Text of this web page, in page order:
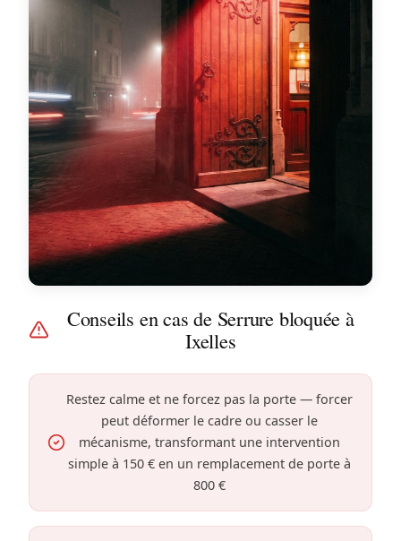
Conseils en cas de Serrure bloquée à
Ixelles
Restez calme et ne forcez pas la porte — forcer
peut déformer le cadre ou casser le
mécanisme, transformant une intervention
simple à 150 € en un remplacement de porte à
800 €